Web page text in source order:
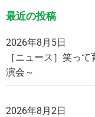
最近の投稿
2026年8月5日
［ニュース］笑っ
演会～
2026年8月2日